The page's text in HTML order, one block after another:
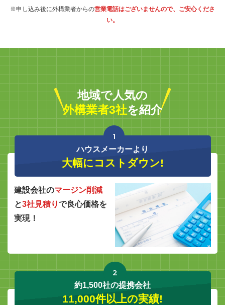
※申し込み後に外構業者からの営業電話はございませんので、ご安心くださ
い。
地域で人気の
外構業者3社を紹介
1
ハウスメーカーより
大幅にコストダウン!
建設会社のマージン削減
と3社見積りで良心価格を
実現！
2
約1,500社の提携会社
11,000件以上の実績!